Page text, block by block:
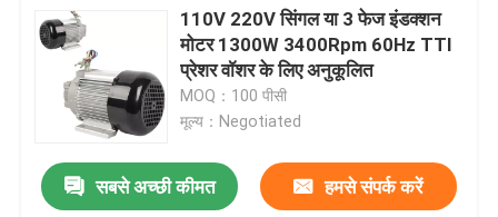
110V 220V सिंगल या 3 फेज इंडक्शन
मोटर 1300W 3400Rpm 60Hz TTI
प्रेशर वॉशर के लिए अनुकूलित
MOQ：100 पीसी
मूल्य：Negotiated
सबसे अच्छी कीमत हमसे संपर्क करें